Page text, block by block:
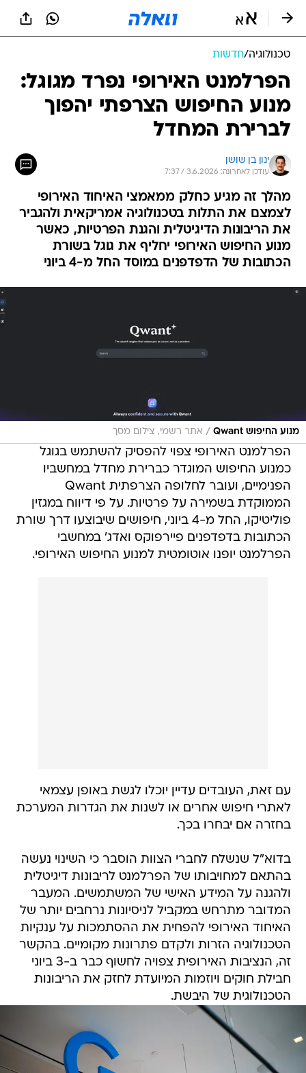
טכנולוגיה/חדשות
הפרלמנט האירופי נפרד מגוגל:
מנוע החיפוש הצרפתי יהפוך
לברירת המחדל
ינון בן שושן
עודכן לאחרונה: 3.6.2026 / 7:37
מהלך זה מגיע כחלק ממאמצי האיחוד האירופי
לצמצם את התלות בטכנולוגיה אמריקאית ולהגביר
את הריבונות הדיגיטלית והגנת הפרטיות, כאשר
מנוע החיפוש האירופי יחליף את גוגל בשורת
הכתובות של הדפדפנים במוסד החל מ-4 ביוני
מנוע החיפוש Qwant / אתר רשמי, צילום מסך
הפרלמנט האירופי צפוי להפסיק להשתמש בגוגל
כמנוע החיפוש המוגדר כברירת מחדל במחשביו
הפנימיים, ועובר לחלופה הצרפתית Qwant
הממוקדת בשמירה על פרטיות. על פי דיווח במגזין
פוליטיקו, החל מ-4 ביוני, חיפושים שיבוצעו דרך שורת
הכתובות בדפדפנים פיירפוקס ואדג' במחשבי
הפרלמנט יופנו אוטומטית למנוע החיפוש האירופי.
עם זאת, העובדים עדיין יוכלו לגשת באופן עצמאי
לאתרי חיפוש אחרים או לשנות את הגדרות המערכת
בחזרה אם יבחרו בכך.
בדוא"ל שנשלח לחברי הצוות הוסבר כי השינוי נעשה
בהתאם למחויבותו של הפרלמנט לריבונות דיגיטלית
ולהגנה על המידע האישי של המשתמשים. המעבר
המדובר מתרחש במקביל לניסיונות נרחבים יותר של
האיחוד האירופי להפחית את ההסתמכות על ענקיות
הטכנולוגיה הזרות ולקדם פתרונות מקומיים. בהקשר
זה, הנציבות האירופית צפויה לחשוף כבר ב-3 ביוני
חבילת חוקים ויוזמות המיועדת לחזק את הריבונות
הטכנולוגית של היבשת.